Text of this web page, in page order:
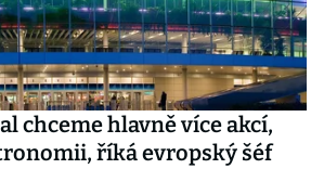
chceme hlavně více akcí,
říká evropský šéf